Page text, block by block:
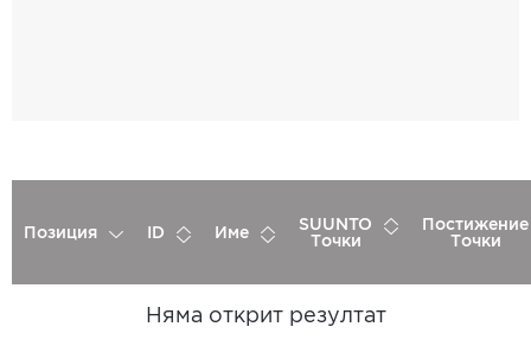
Позиция ID Име
SUUNTO
Точки
Постижение
Точки
Няма открит резултат